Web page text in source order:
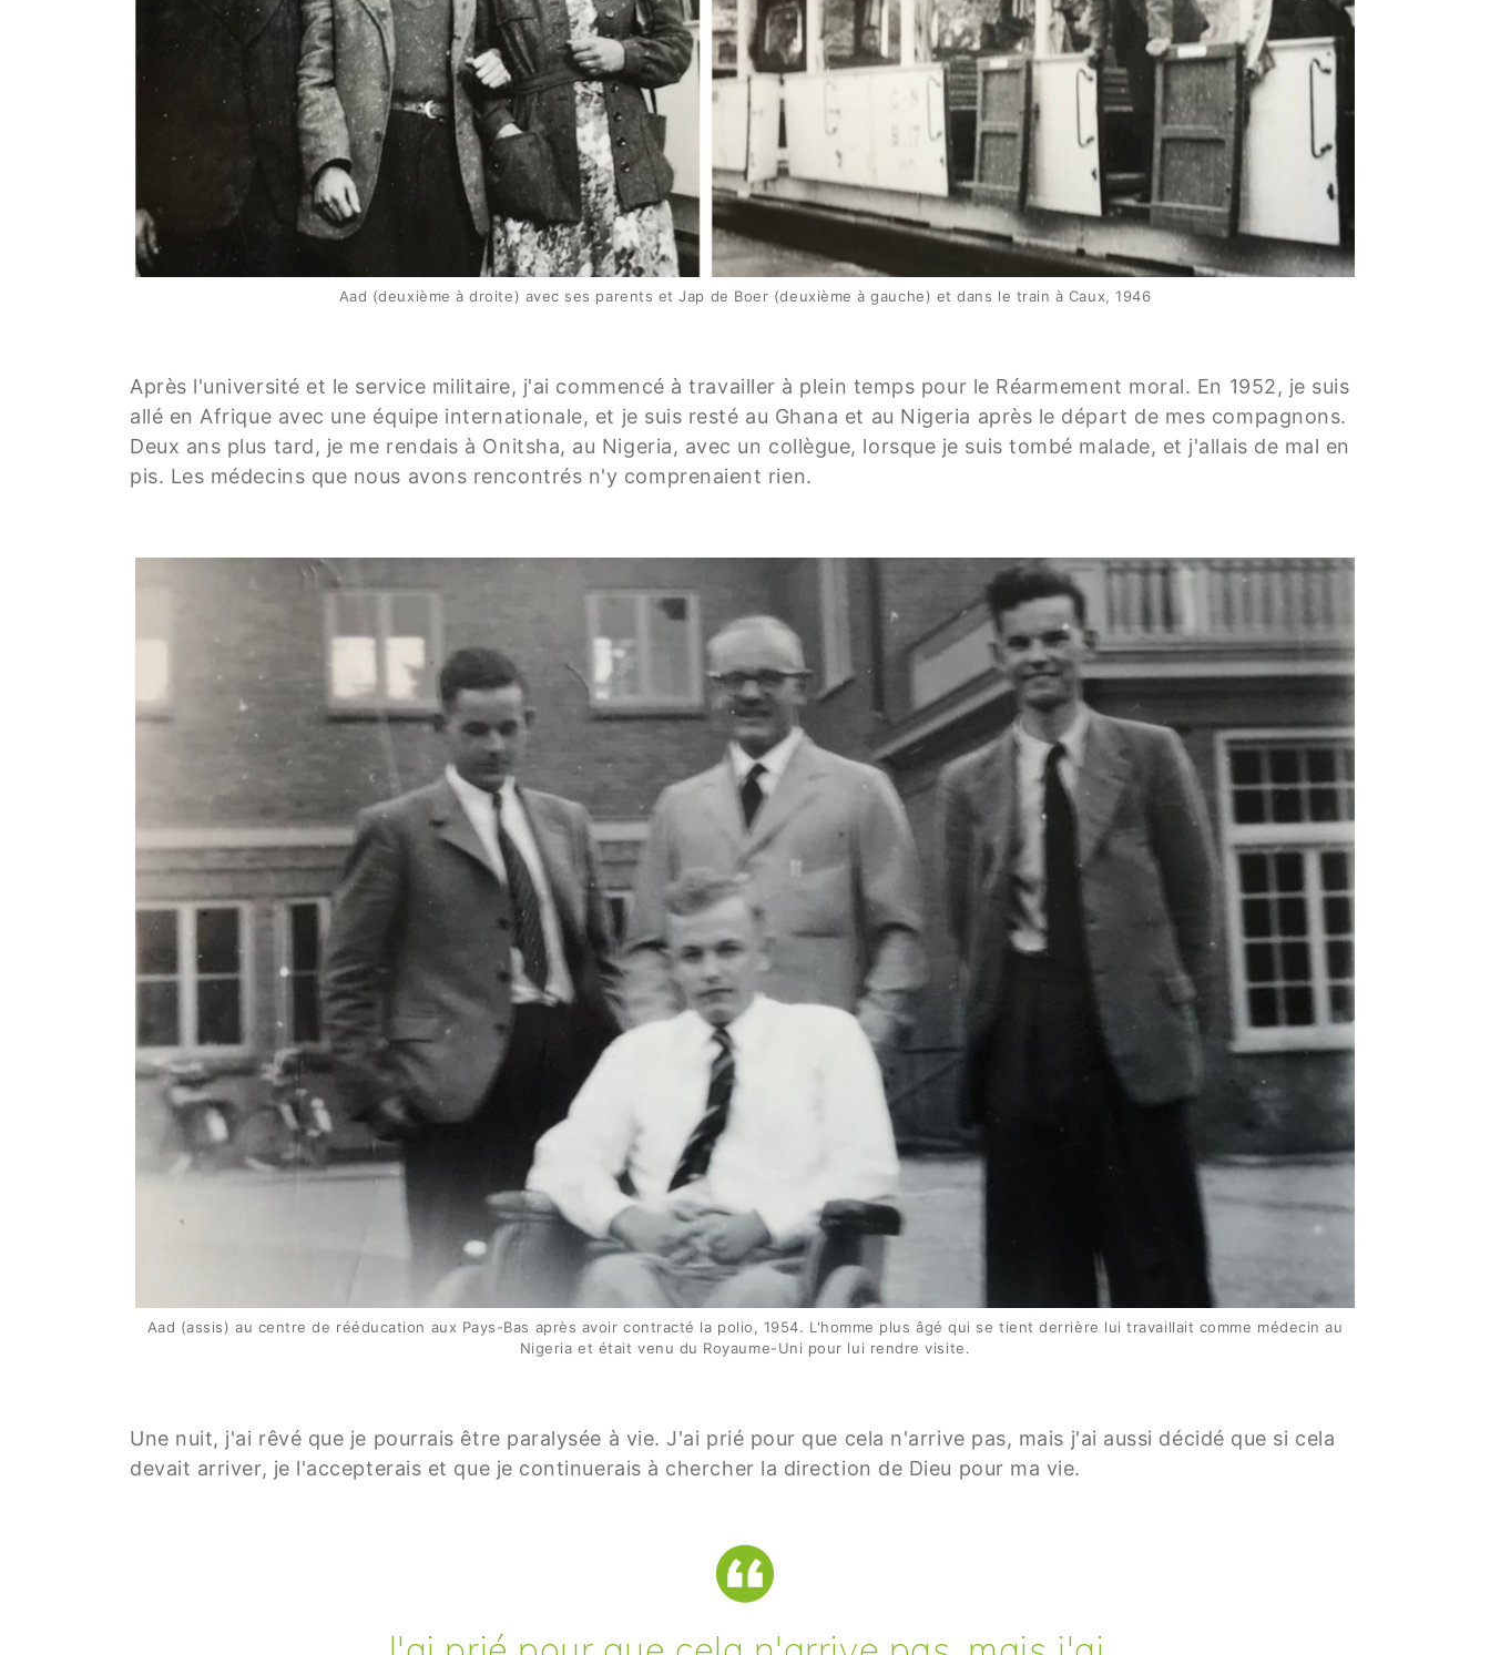
Aad (deuxième à droite) avec ses parents et Jap de Boer (deuxième à gauche) et dans le train à Caux, 1946
Après l'université et le service militaire, j'ai commencé à travailler à plein temps pour le Réarmement moral. En 1952, je suis
allé en Afrique avec une équipe internationale, et je suis resté au Ghana et au Nigeria après le départ de mes compagnons.
Deux ans plus tard, je me rendais à Onitsha, au Nigeria, avec un collègue, lorsque je suis tombé malade, et j'allais de mal en
pis. Les médecins que nous avons rencontrés n'y comprenaient rien.
Aad (assis) au centre de rééducation aux Pays-Bas après avoir contracté la polio, 1954. L'homme plus âgé qui se tient derrière lui travaillait comme médecin au
Nigeria et était venu du Royaume-Uni pour lui rendre visite.
Une nuit, j'ai rêvé que je pourrais être paralysée à vie. J'ai prié pour que cela n'arrive pas, mais j'ai aussi décidé que si cela
devait arriver, je l'accepterais et que je continuerais à chercher la direction de Dieu pour ma vie.